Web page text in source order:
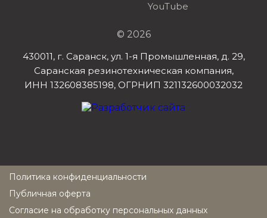
YouTube
© 2026
430011, г. Саранск, ул. 1-я Промышленная, д. 29,
Саранская резинотехническая компания,
ИНН 132608385198, ОГРНИП 321132600032032
Политика конфиденциальности
Публичная оферта
Согласие на обработку персональных данных